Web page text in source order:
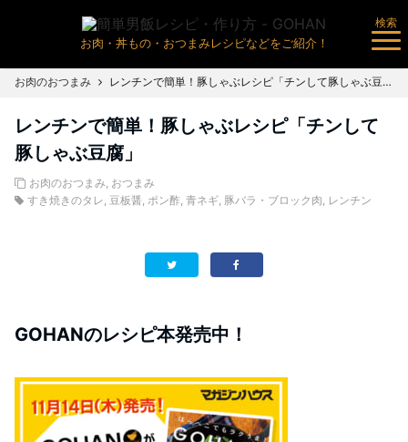
お肉・丼もの・おつまみレシピなどをご紹介！
検索
お肉のおつまみ レンチンで簡単！豚しゃぶレシピ「チンして豚しゃぶ豆腐」
レンチンで簡単！豚しゃぶレシピ「チンして
豚しゃぶ豆腐」
お肉のおつまみ, おつまみ
すき焼きのタレ, 豆板醤, ポン酢, 青ネギ, 豚バラ・ブロック肉, レンチン
GOHANのレシピ本発売中！